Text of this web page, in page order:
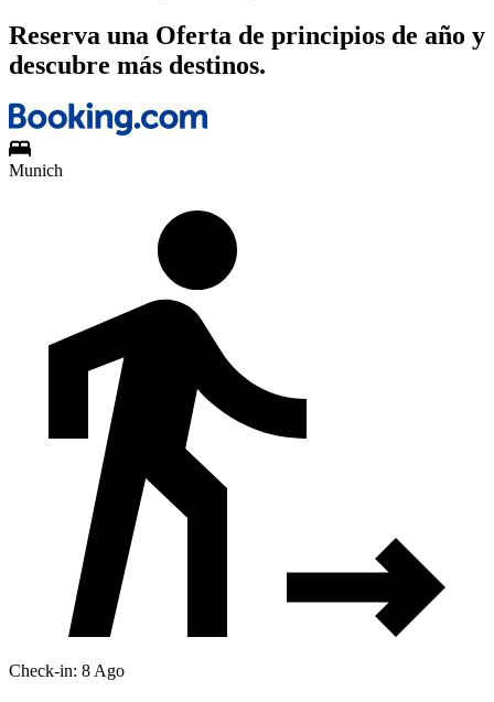
Reserva una Oferta de principios de año y
descubre más destinos.
Munich
Check-in: 8 Ago